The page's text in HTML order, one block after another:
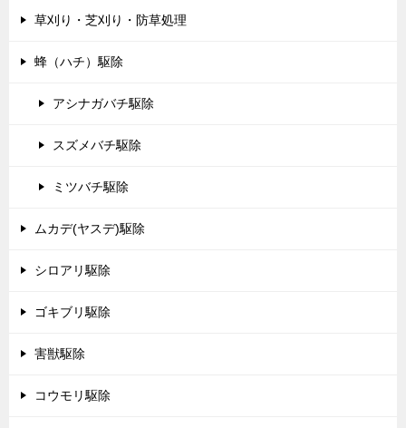
草刈り・芝刈り・防草処理
蜂（ハチ）駆除
アシナガバチ駆除
スズメバチ駆除
ミツバチ駆除
ムカデ(ヤスデ)駆除
シロアリ駆除
ゴキブリ駆除
害獣駆除
コウモリ駆除